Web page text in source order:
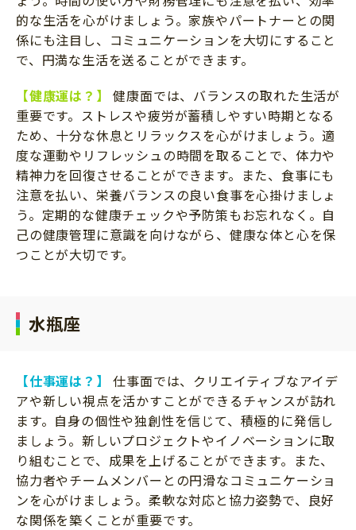
的な生活を心がけましょう。家族やパートナーとの関
係にも注目し、コミュニケーションを大切にすること
で、円満な生活を送ることができます。
【健康運は？】
健康面では、バランスの取れた生活が
重要です。ストレスや疲労が蓄積しやすい時期となる
ため、十分な休息とリラックスを心がけましょう。適
度な運動やリフレッシュの時間を取ることで、体力や
精神力を回復させることができます。また、食事にも
注意を払い、栄養バランスの良い食事を心掛けましょ
う。定期的な健康チェックや予防策もお忘れなく。自
己の健康管理に意識を向けながら、健康な体と心を保
つことが大切です。
水瓶座
【仕事運は？】仕事面では、クリエイティブなアイデ
アや新しい視点を活かすことができるチャンスが訪れ
ます。自身の個性や独創性を信じて、積極的に発信し
ましょう。新しいプロジェクトやイノベーションに取
り組むことで、成果を上げることができます。また、
協力者やチームメンバーとの円滑なコミュニケーショ
ンを心がけましょう。柔軟な対応と協力姿勢で、良好
な関係を築くことが重要です。